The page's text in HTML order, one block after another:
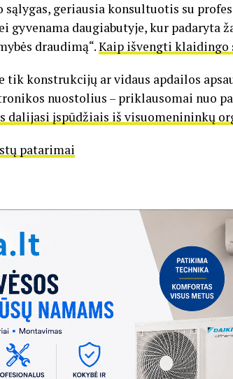
sąlygas, geriausia konsultuotis su
gyvenama daugiabutyje, kur padaryta
draudimą“.Kaip išvengti klaidingo
tik konstrukcijų ar vidaus apdailos
nuostolius – priklausomai nuo
dalijasi įspūdžiais iš visuomenininkų
patarimai